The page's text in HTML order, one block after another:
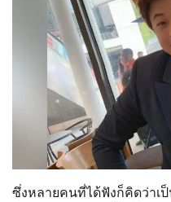
ซึ่งหลายคนที่ได้ฟังก็คิดว่าเ